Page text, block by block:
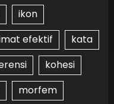
ikon
efektif
kata
kohesi
morfem